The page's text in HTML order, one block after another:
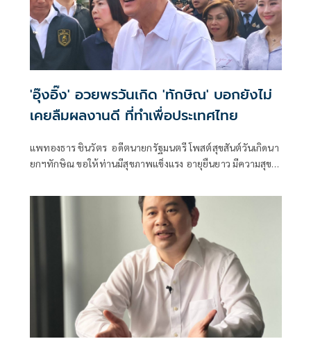
'อุ๊งอิ๊ง' อวยพรวันเกิด 'ทักษิณ' บอกยังไม่
เคยลืมผลงานดี ที่ทำเพื่อประเทศไทย
แพทองธาร ชินวัตร อดีตนายกรัฐมนตรี โพสต์สุขสันต์วันเกิดนา
ยกฯทักษิณ ขอให้ท่านมีสุขภาพแข็งแรง อายุยืนยาว มีความสุข